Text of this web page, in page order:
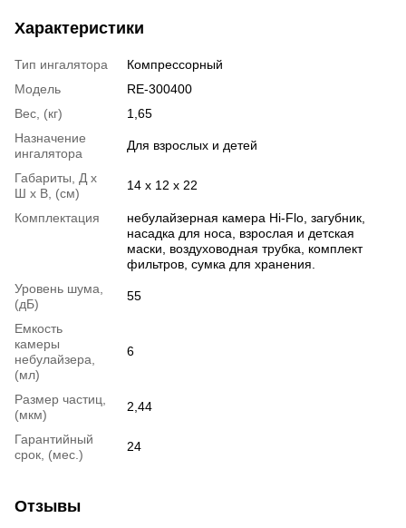
Характеристики
Тип ингалятора
Компрессорный
Модель
RE-300400
Вес, (кг)
1,65
Назначение
ингалятора
Для взрослых и детей
Габариты, Д х
Ш х В, (см)
14 x 12 x 22
Комплектация
небулайзерная камера Hi-Flo, загубник,
насадка для носа, взрослая и детская
маски, воздуховодная трубка, комплект
фильтров, сумка для хранения.
Уровень шума,
(дБ)
55
Емкость
камеры
небулайзера,
(мл)
6
Размер частиц,
(мкм)
2,44
Гарантийный
срок, (мес.)
24
Отзывы